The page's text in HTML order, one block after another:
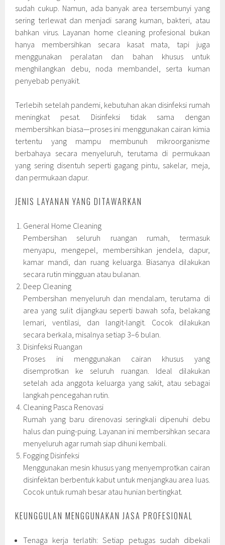
sudah cukup. Namun, ada banyak area tersembunyi yang
sering terlewat dan menjadi sarang kuman, bakteri, atau
bahkan virus. Layanan home cleaning profesional bukan
hanya membersihkan secara kasat mata, tapi juga
menggunakan peralatan dan bahan khusus untuk
menghilangkan debu, noda membandel, serta kuman
penyebab penyakit.
Terlebih setelah pandemi, kebutuhan akan disinfeksi rumah
meningkat pesat. Disinfeksi tidak sama dengan
membersihkan biasa—proses ini menggunakan cairan kimia
tertentu yang mampu membunuh mikroorganisme
berbahaya secara menyeluruh, terutama di permukaan
yang sering disentuh seperti gagang pintu, sakelar, meja,
dan permukaan dapur.
JENIS LAYANAN YANG DITAWARKAN
General Home Cleaning
Pembersihan seluruh ruangan rumah, termasuk
menyapu, mengepel, membersihkan jendela, dapur,
kamar mandi, dan ruang keluarga. Biasanya dilakukan
secara rutin mingguan atau bulanan.
Deep Cleaning
Pembersihan menyeluruh dan mendalam, terutama di
area yang sulit dijangkau seperti bawah sofa, belakang
lemari, ventilasi, dan langit-langit. Cocok dilakukan
secara berkala, misalnya setiap 3–6 bulan.
Disinfeksi Ruangan
Proses ini menggunakan cairan khusus yang
disemprotkan ke seluruh ruangan. Ideal dilakukan
setelah ada anggota keluarga yang sakit, atau sebagai
langkah pencegahan rutin.
Cleaning Pasca Renovasi
Rumah yang baru direnovasi seringkali dipenuhi debu
halus dan puing-puing. Layanan ini membersihkan secara
menyeluruh agar rumah siap dihuni kembali.
Fogging Disinfeksi
Menggunakan mesin khusus yang menyemprotkan cairan
disinfektan berbentuk kabut untuk menjangkau area luas.
Cocok untuk rumah besar atau hunian bertingkat.
KEUNGGULAN MENGGUNAKAN JASA PROFESIONAL
Tenaga kerja terlatih: Setiap petugas sudah dibekali